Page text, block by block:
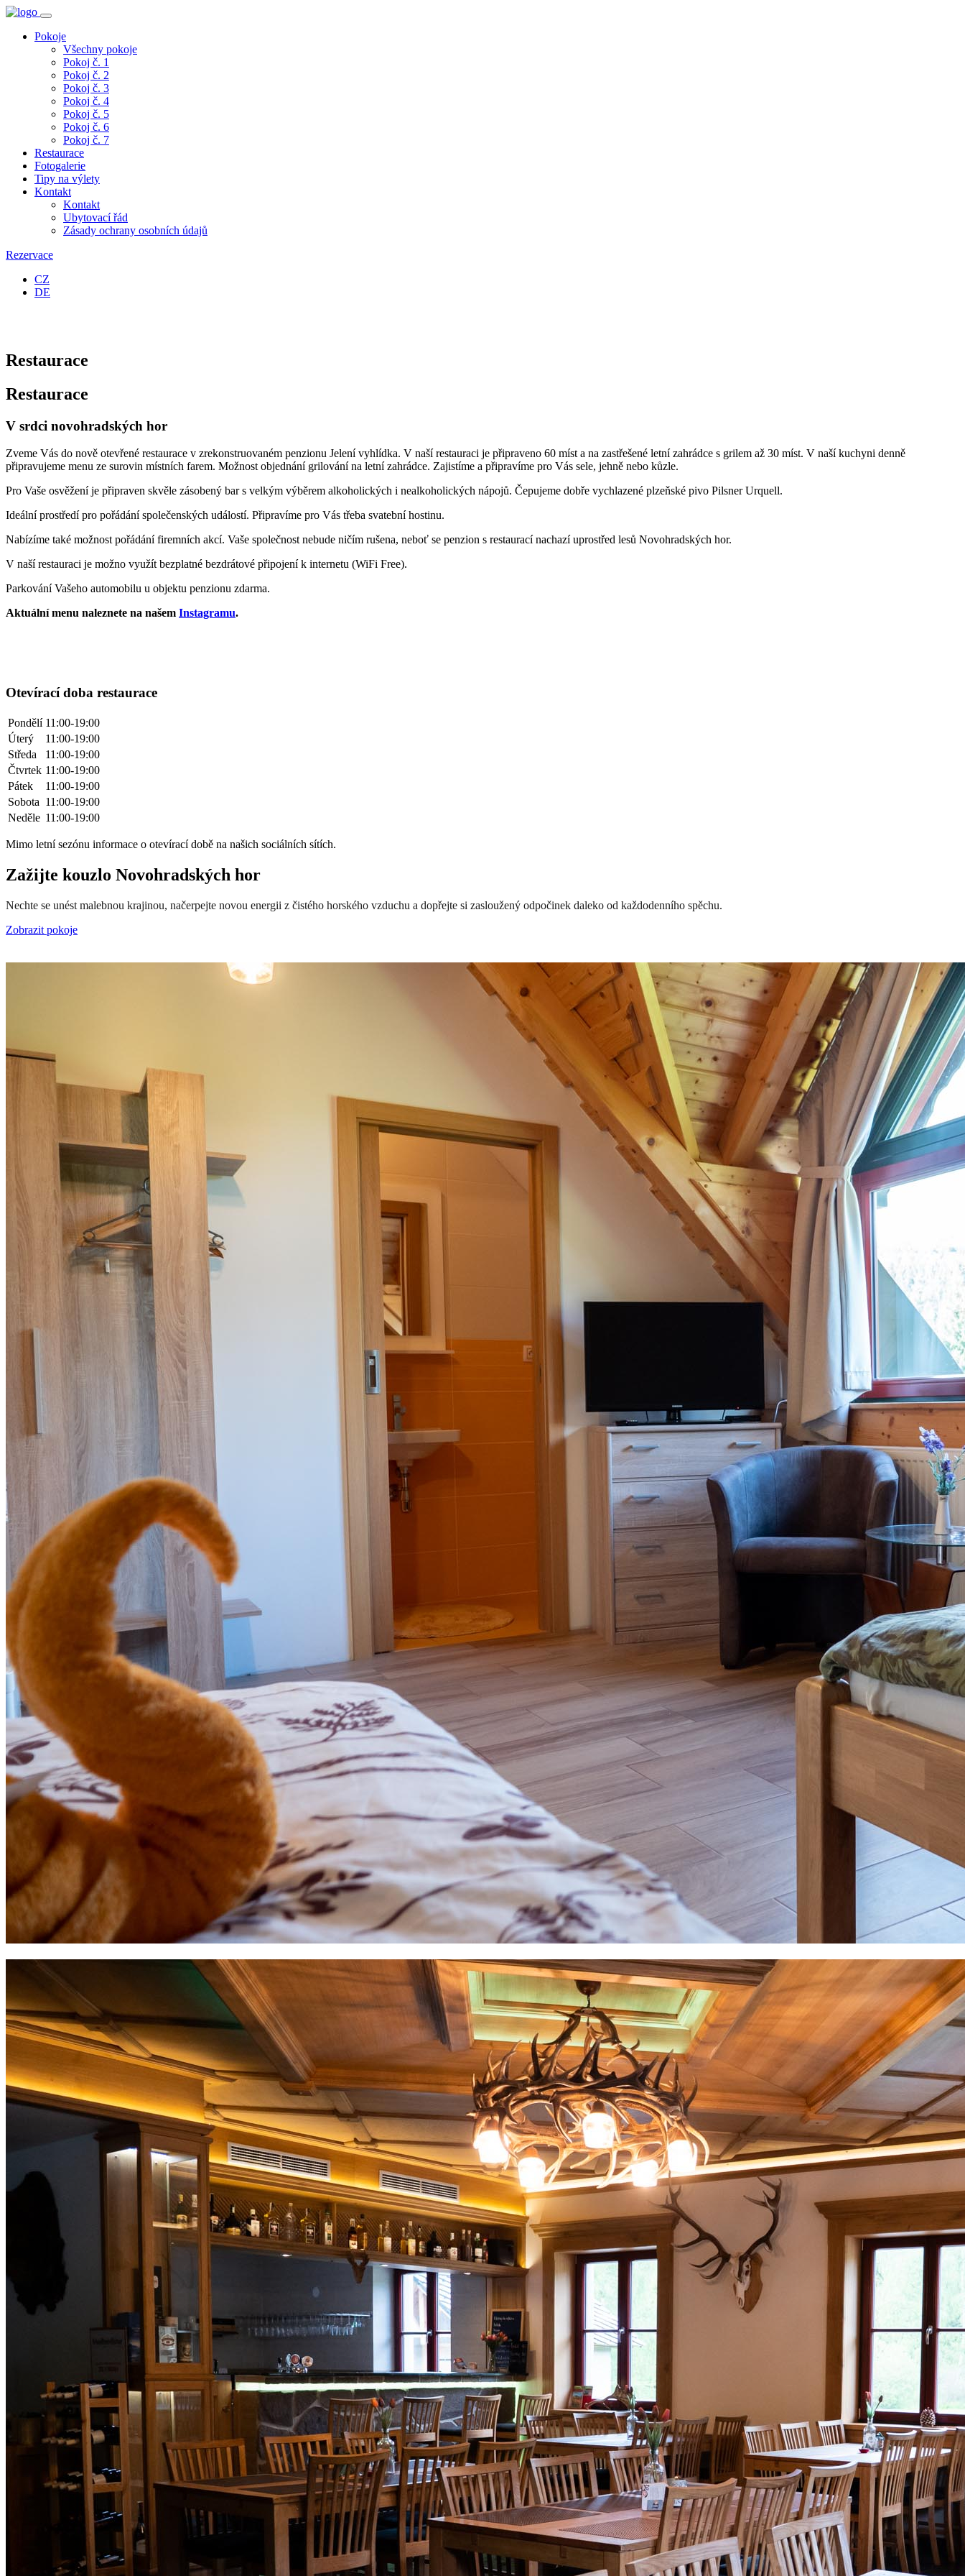
Pokoje
Všechny pokoje
Pokoj č. 1
Pokoj č. 2
Pokoj č. 3
Pokoj č. 4
Pokoj č. 5
Pokoj č. 6
Pokoj č. 7
Restaurace
Fotogalerie
Tipy na výlety
Kontakt
Kontakt
Ubytovací řád
Zásady ochrany osobních údajů
Rezervace
CZ
DE
Restaurace
Restaurace
V srdci novohradských hor
Zveme Vás do nově otevřené restaurace v zrekonstruovaném penzionu Jelení vyhlídka. V naší restauraci je připraveno 60 míst a na zastřešené letní zahrádce s grilem až 30 míst. V naší kuchyni denně
připravujeme menu ze surovin místních farem. Možnost objednání grilování na letní zahrádce. Zajistíme a připravíme pro Vás sele, jehně nebo kůzle.
Pro Vaše osvěžení je připraven skvěle zásobený bar s velkým výběrem alkoholických i nealkoholických nápojů. Čepujeme dobře vychlazené plzeňské pivo Pilsner Urquell.
Ideální prostředí pro pořádání společenských událostí. Připravíme pro Vás třeba svatební hostinu.
Nabízíme také možnost pořádání firemních akcí. Vaše společnost nebude ničím rušena, neboť se penzion s restaurací nachazí uprostřed lesů Novohradských hor.
V naší restauraci je možno využít bezplatné bezdrátové připojení k internetu (WiFi Free).
Parkování Vašeho automobilu u objektu penzionu zdarma.
Aktuální menu naleznete na našem Instagramu.
Otevírací doba restaurace
Pondělí 11:00-19:00
Úterý
11:00-19:00
Středa
11:00-19:00
Čtvrtek 11:00-19:00
Pátek
11:00-19:00
Sobota 11:00-19:00
Neděle 11:00-19:00
Mimo letní sezónu informace o otevírací době na našich sociálních sítích.
Zažijte kouzlo Novohradských hor
Nechte se unést malebnou krajinou, načerpejte novou energii z čistého horského vzduchu a dopřejte si zasloužený odpočinek daleko od každodenního spěchu.
Zobrazit pokoje